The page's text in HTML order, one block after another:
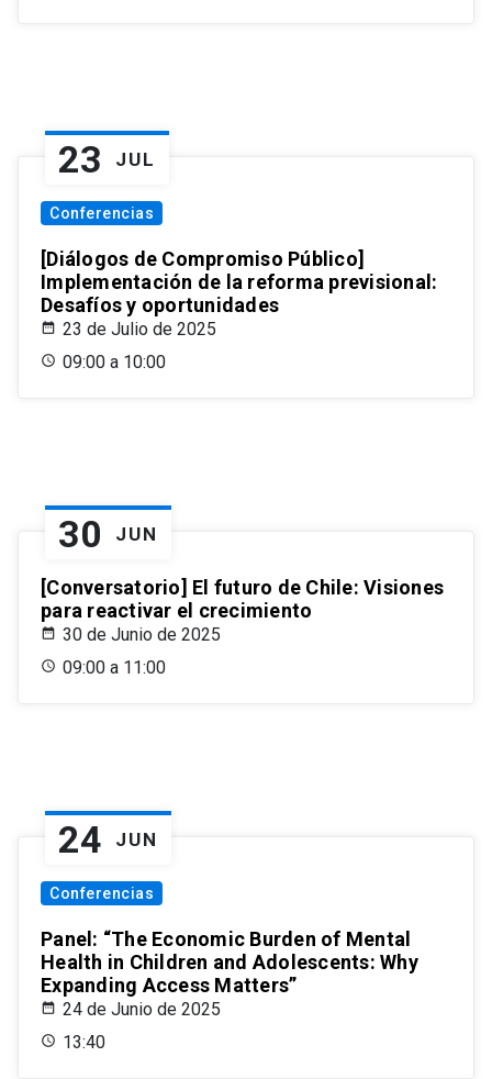
23 JUL
Conferencias
[Diálogos de Compromiso Público]
Implementación de la reforma previsional:
Desafíos y oportunidades
23 de Julio de 2025
09:00 a 10:00
30 JUN
[Conversatorio] El futuro de Chile: Visiones
para reactivar el crecimiento
30 de Junio de 2025
09:00 a 11:00
24 JUN
Conferencias
Panel: “The Economic Burden of Mental
Health in Children and Adolescents: Why
Expanding Access Matters”
24 de Junio de 2025
13:40